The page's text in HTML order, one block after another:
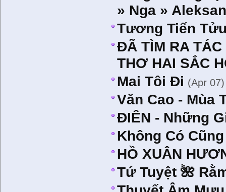
» Nga »
Tương Tiến
ĐÃ TÌM RA
THƠ HAI SẮC
Mai Tôi Đi (Apr 07)
Văn Cao - Mùa
ĐIÊN - Những
Không Có
HỒ XUÂN
Tứ Tuyệt 🌺